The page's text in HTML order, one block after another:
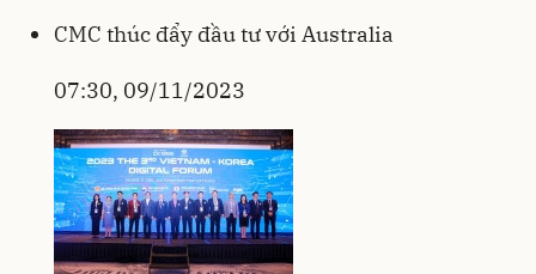
CMC thúc đẩy đầu tư với Australia
07:30, 09/11/2023